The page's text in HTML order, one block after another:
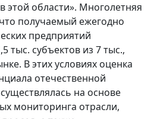
этой области». Многолетняя
получаемый ежегодно
предприятий
тыс. субъектов из 7 тыс.,
В этих условиях оценка
отечественной
на основе
мониторинга отрасли,